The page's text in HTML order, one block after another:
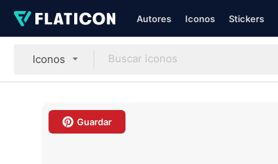
Autores Iconos Stickers
Iconos
Guardar